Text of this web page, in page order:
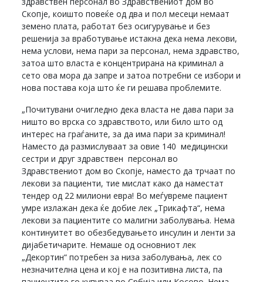
Скопје, коишто повеќе од два и пол месеци немаат
земено плата, работат без осигурување и без
решенија за вработување истакна дека нема лекови,
нема услови, нема пари за персонал, нема здравство,
затоа што власта е концентрирана на криминал а
сето ова мора да запре и затоа потребни се избори и
нова постава која што ќе ги решава проблемите.
„Почитувани очигледно дека власта не дава пари за
ништо во врска со здравството, или било што од
интерес на граѓаните, за да има пари за криминал!
Наместо да размислуваат за овие 140 медицински
сестри и друг здравствен персонал во
Здравствениот дом во Скопје, наместо да трчаат по
лекови за пациенти, тие мислат како да наместат
тендер од 22 милиони евра! Во меѓувреме пациент
умре излажан дека ќе добие лек „Трикафта“, нема
лекови за пациентите со малигни заболувања. Нема
континуитет во обезбедувањето инсулин и ленти за
дијабетичарите. Немаше од основниот лек
„Декортин“ потребен за низа заболувања, лек со
незначителна цена и кој е на позитивна листа, па